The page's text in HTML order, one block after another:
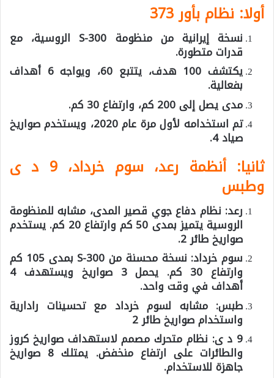
أولا: نظام بأور 373
نسخة إيرانية من منظومة S-300 الروسية، مع
قدرات متطورة.
يكتشف 100 هدف، يتتبع 60، ويواجه 6 أهداف
بفعالية.
مدى يصل إلى 200 كم، وارتفاع 30 كم.
تم استخدامه لأول مرة عام 2020، ويستخدم صواريخ
صياد 4.
ثانيا: أنظمة رعد، سوم خرداد، 9 د ی
وطبس
رعد: نظام دفاع جوي قصير المدى، مشابه للمنظومة
الروسية يتميز بمدى 50 كم وارتفاع 20 كم. يستخدم
صواريخ طائر 2.
سوم خرداد: نسخة محسنة من S-300 بمدى 105 كم
وارتفاع 30 كم. يحمل 3 صواريخ ويستهدف 4
أهداف في وقت واحد.
طبس: مشابه لسوم خرداد مع تحسينات رادارية
واستخدام صواريخ طائر 2
9 د ی: نظام متحرك مصمم لاستهداف صواريخ كروز
والطائرات على ارتفاع منخفض. يمتلك 8 صواريخ
جاهزة للاستخدام.